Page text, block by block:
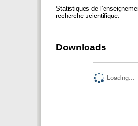
Statistiques de
recherche scientifique.
Downloads
Loading...